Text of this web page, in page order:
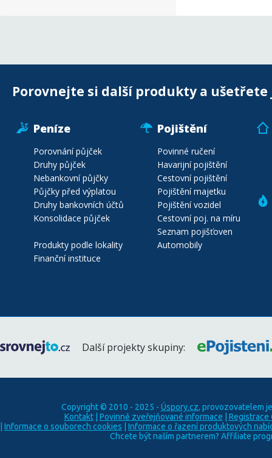
Porovnejte si další produkty a ušetřete
Peníze
Porovnání půjček
Druhy půjček
Nebankovní půjčky
Půjčky před výplatou
Druhy bankovních účtů
Konsolidace půjček
Produkty podle lokality
Finanční instituce
Pojištění
Povinné ručení
Havarijní pojištění
Cestovní pojištění
Pojištění majetku
Pojištění vozidel
Cestovní poj. na míru
Seznam pojišťoven
Automobily
Další projekty skupiny:
Copyright © 2010 - 2025 - Úspory.cz, provozovatelem
Kontakt| Povinně zveřejňované informace
Registrace
Informace o souborech cookies
Informace o řazení produktových
Chcete být naším partnerem? Affiliate